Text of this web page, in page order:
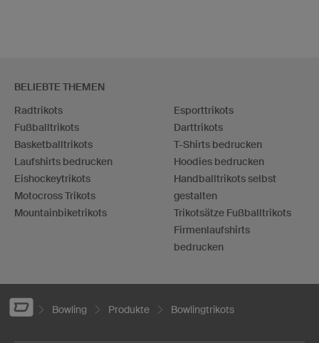
BELIEBTE THEMEN
Radtrikots
Fußballtrikots
Basketballtrikots
Laufshirts bedrucken
Eishockeytrikots
Motocross Trikots
Mountainbiketrikots
Esporttrikots
Darttrikots
T-Shirts bedrucken
Hoodies bedrucken
Handballtrikots selbst
gestalten
Trikotsätze Fußballtrikots
Firmenlaufshirts
bedrucken
Bowling Produkte Bowlingtrikots